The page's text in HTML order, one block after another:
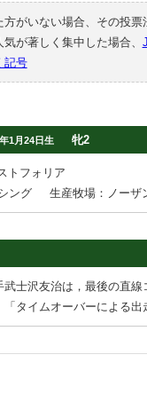
方がいない場合、その投
が著しく集中した場合、
記号
1月24日生 牝2
トフォリア
ング
生産牧場：ノーザ
士沢友治は，最後の直
「タイムオーバーによる